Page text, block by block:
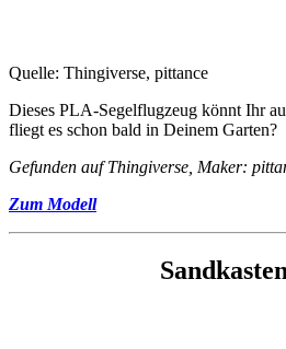
Quelle: Thingiverse, pittance
Dieses PLA-Segelflugzeug könnt Ihr
fliegt es schon bald in Deinem Garten?
Gefunden auf Thingiverse, Maker:
Zum Modell